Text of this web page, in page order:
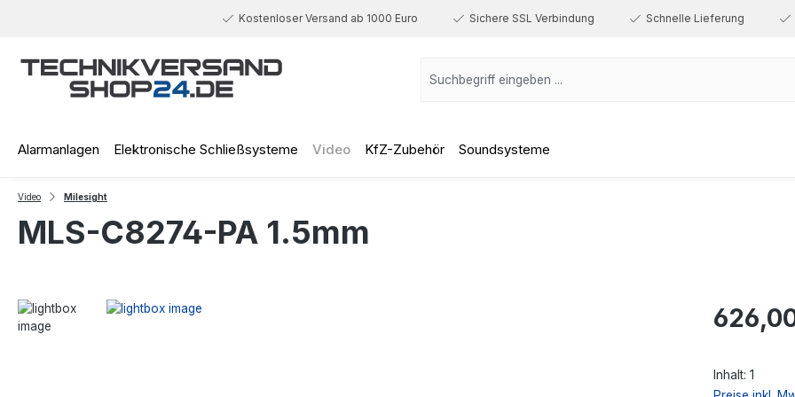
Kostenloser Versand ab 1000 Euro Sichere SSL Verbindung Schnelle Lieferung
Alarmanlagen Elektronische Schließsysteme Video KfZ-Zubehör Soundsysteme
Video Milesight
MLS-C8274-PA 1.5mm
Regulärer Preis:
Inhalt: 1